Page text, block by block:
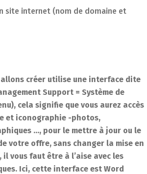
site internet (nom de domaine et
allons créer utilise une interface dite
Support = Système de
cela signifie que vous aurez accès
et iconographie -photos,
…, pour le mettre à jour ou le
votre offre, sans changer la mise en
il vous faut être à l’aise avec les
Ici, cette interface est Word